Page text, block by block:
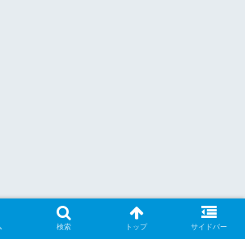
検索 トップ サイドバー